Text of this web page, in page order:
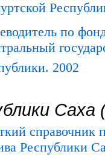
по
2002
Саха
справочник
Республики